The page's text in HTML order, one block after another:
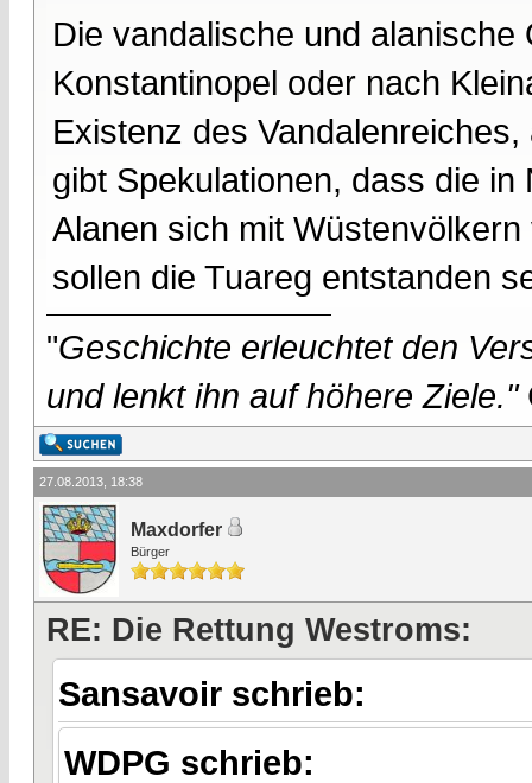
Die vandalische und
Konstantinopel oder nach
Existenz des
gibt Spekulationen, dass die
Alanen sich mit
sollen die Tuareg entstanden
"Geschichte erleuchtet den
und lenkt ihn auf höhere Ziele."
27.08.2013, 18:38
Maxdorfer
Bürger
RE: Die Rettung Westroms:
Sansavoir schrieb:
WDPG schrieb: